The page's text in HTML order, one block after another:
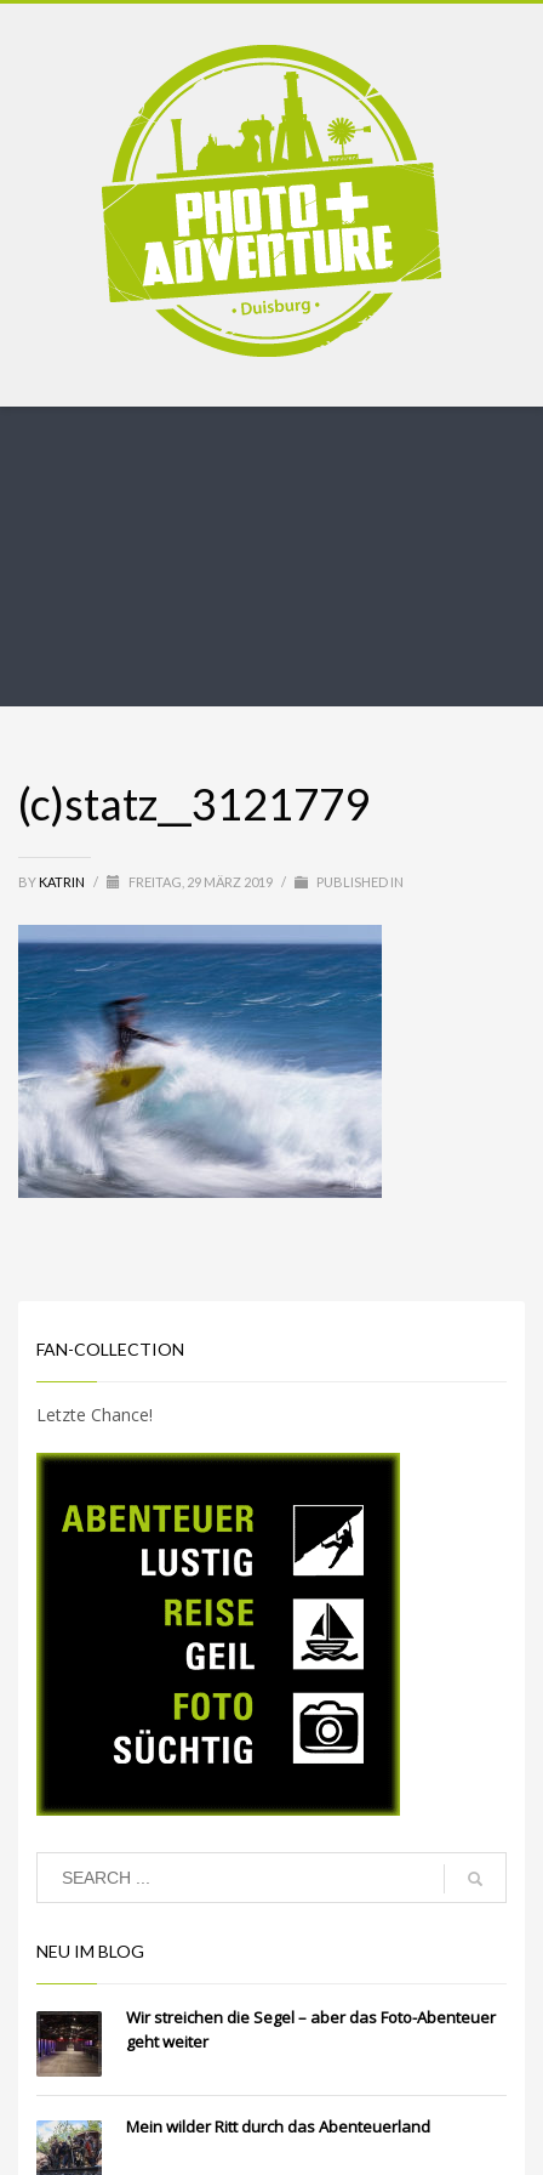
(c)statz__3121779
BY KATRIN / FREITAG, 29 MÄRZ 2019 / PUBLISHED IN
FAN-COLLECTION
Letzte Chance!
NEU IM BLOG
Wir streichen die Segel – aber das Foto-Abenteuer
geht weiter
Mein wilder Ritt durch das Abenteuerland